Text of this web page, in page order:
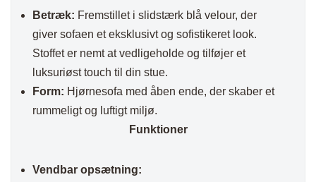
Betræk: Fremstillet i slidstærk blå velour, der
giver sofaen et eksklusivt og sofistikeret look.
Stoffet er nemt at vedligeholde og tilføjer et
luksuriøst touch til din stue.
Form: Hjørnesofa med åben ende, der skaber et
rummeligt og luftigt miljø.
Funktioner
Vendbar opsætning: